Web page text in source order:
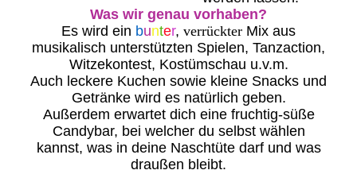
Was wir genau vorhaben?
Es wird ein bunter, verrückter Mix aus
musikalisch unterstützten Spielen, Tanzaction,
Witzekontest, Kostümschau u.v.m.
Auch leckere Kuchen sowie kleine Snacks und
Getränke wird es natürlich geben.
Außerdem erwartet dich eine fruchtig-süße
Candybar, bei welcher du selbst wählen
kannst, was in deine Naschtüte darf und was
draußen bleibt.